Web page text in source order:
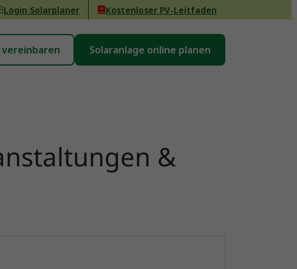
Login Solarplaner Kostenloser PV-Leitfaden
Solaranlage online planen
&